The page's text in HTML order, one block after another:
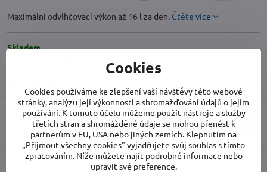
Maximální odvlhčovací výkon až 16 l za den. Čtěte více
Skladem
Do košíku
Doručení
Cookies
Cookies používáme ke zlepšení vaší návštěvy této webové
stránky, analýzu její výkonnosti a shromažďování údajů o jejím
používání. K tomuto účelu můžeme použít nástroje a služby
třetích stran a shromážděné údaje se mohou přenést k
partnerům v EU, USA nebo jiných zemích. Klepnutím na
„Přijmout všechny cookies" vyjadřujete svůj souhlas s tímto
zpracováním. Níže můžete najít podrobné informace nebo
upravit své preference.